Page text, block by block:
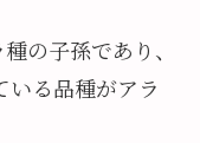
の子孫であり、
る品種がアラ